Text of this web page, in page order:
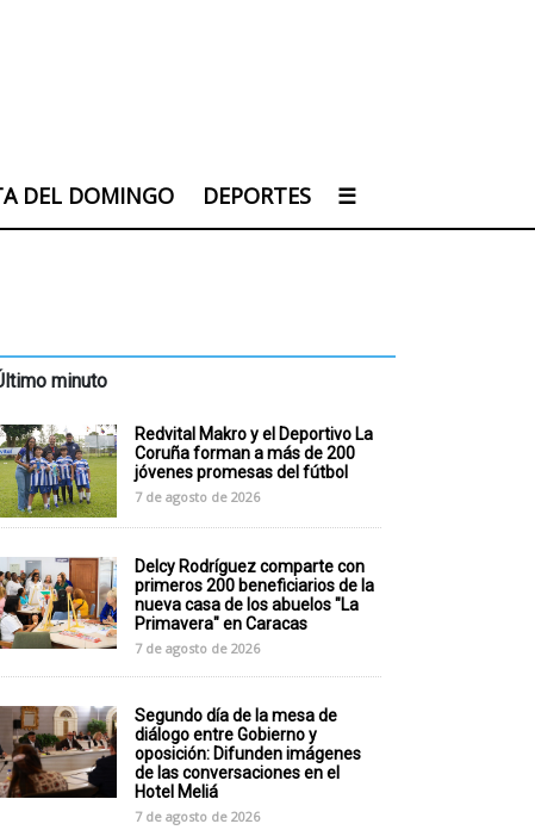
DEL DOMINGO DEPORTES ☰
minuto
Redvital Makro y el Deportivo La
Coruña forman a más de 200
jóvenes promesas del fútbol
7 de agosto de 2026
Delcy Rodríguez comparte con
primeros 200 beneficiarios de la
nueva casa de los abuelos "La
Primavera" en Caracas
7 de agosto de 2026
Segundo día de la mesa de
diálogo entre Gobierno y
oposición: Difunden imágenes
de las conversaciones en el
Hotel Meliá
7 de agosto de 2026